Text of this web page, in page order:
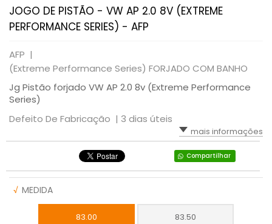
JOGO DE PISTÃO - VW AP 2.0 8V (EXTREME
PERFORMANCE SERIES) - AFP
AFP |
(Extreme Performance Series) FORJADO COM BANHO
Jg Pistão forjado VW AP 2.0 8v (Extreme Performance
Series)
Defeito De Fabricação | 3 dias úteis
mais informações
Compartilhar
√ MEDIDA
83.00 83.50